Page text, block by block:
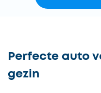
Perfecte auto
gezin